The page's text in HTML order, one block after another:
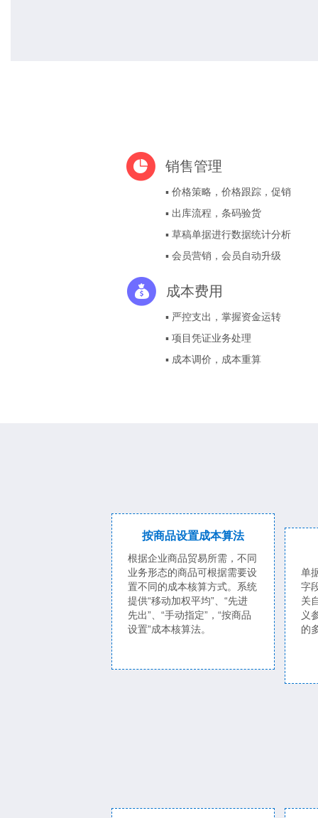
销售管理
▪ 价格策略，价格跟踪，促销
▪ 出库流程，条码验货
▪ 草稿单据进行数据统计分析
▪ 会员营销，会员自动升级
成本费用
▪ 严控支出，掌握资金运转
▪ 项目凭证业务处理
▪ 成本调价，成本重算
按商品设置成本算法
根据企业商品贸易所需，不同
业务形态的商品可根据需要设
置不同的成本核算方式。系统
提供“移动加权平均”、“先进
先出”、“手动指定”，“按商品
设置”成本核算法。
单
字
关
义
的